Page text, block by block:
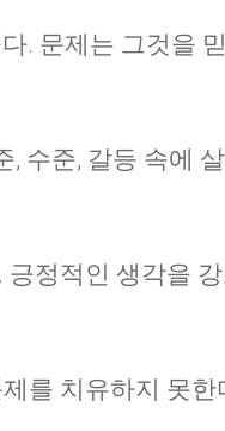
. 문제는 그것을
수준, 갈등 속에
정적인 생각을
를 치유하지 못한